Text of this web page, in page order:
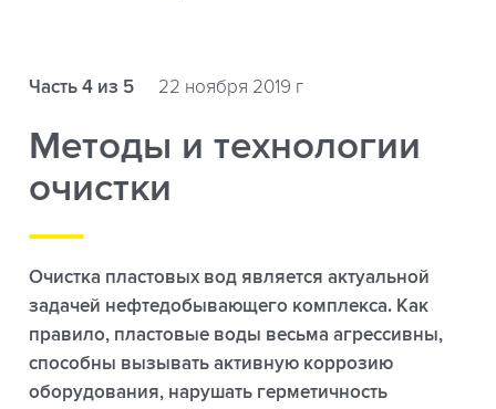
Часть 4 из 5 22 ноября 2019 г
Методы и технологии
очистки
Очистка пластовых вод является актуальной
задачей нефтедобывающего комплекса. Как
правило, пластовые воды весьма агрессивны,
способны вызывать активную коррозию
оборудования, нарушать герметичность